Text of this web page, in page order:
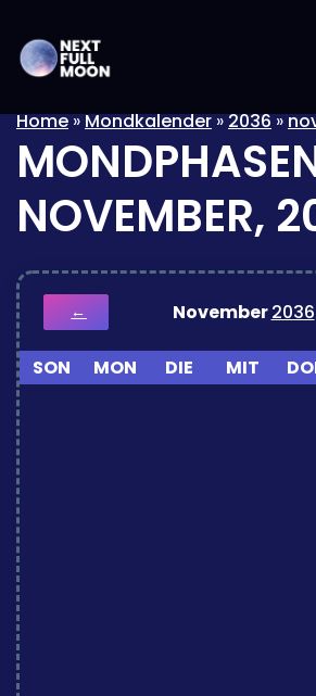
Home»Mondkalender»2036»
NOVEMBER,
← November2036
SON MON DIE MIT